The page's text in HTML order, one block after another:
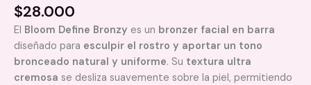
$28.000
El Bloom Define Bronzy es un bronzer facial en barra
diseñado para esculpir el rostro y aportar un tono
bronceado natural y uniforme. Su textura ultra
cremosa se desliza suavemente sobre la piel, permitiendo